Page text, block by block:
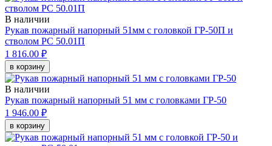
В наличии
Рукав пожарный напорный 51мм с головкой ГР-50П и
стволом РС 50.01П
1 816.00 ₽
в корзину
В наличии
Рукав пожарный напорный 51 мм с головками ГР-50
1 946.00 ₽
в корзину